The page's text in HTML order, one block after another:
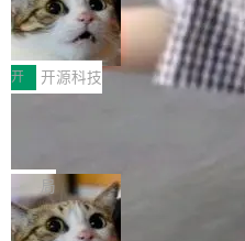
者部落知识"。 换个写法。Rust
变体：Switchable...
样。这是 Sandstorm.io 的重制
那个创业公司。不同的是，这次
lare Workers 上——我花了九年
——并且深度集成了 AI。这基本
计思路很直接：每个对象是一个
数据库，按名称寻址，复制到你
存储库里。节点之间只通过这
没有控制平面，没有共识协议。
个小型数据库，应用天然按分片
库的竞争和爆炸半径问题在设计
了。 闲置的 cell 会休眠到几乎
l 迁移或唤醒时，新宿主从 S3
库继续执行。存储库是持久化的
鲁大师7月新机性能/流畅/AI
性能、流畅双第一，三星
新折叠缺席
2026年7月的手机市场，由于存
增，手机厂商的日子也不好过啊
放缓，因此硝烟味淡了许多。新
高价的三星折叠（三星Galaxy Z
Fold8 / Z Flip8）外，其余要么
例如iQOO Z11i、REDMI Note
te 17 Pro、OPPO K15，要么是
样的次旗舰。 Galaxy Z Fold8
开 开源科技
Zed 编辑器团队发布了新项目
个在 git commit 之间记录每一
本控制系统。目前处于 Early
ltaDB 的核心思路直接写在
局
SpaceXAI 单季资本开支达